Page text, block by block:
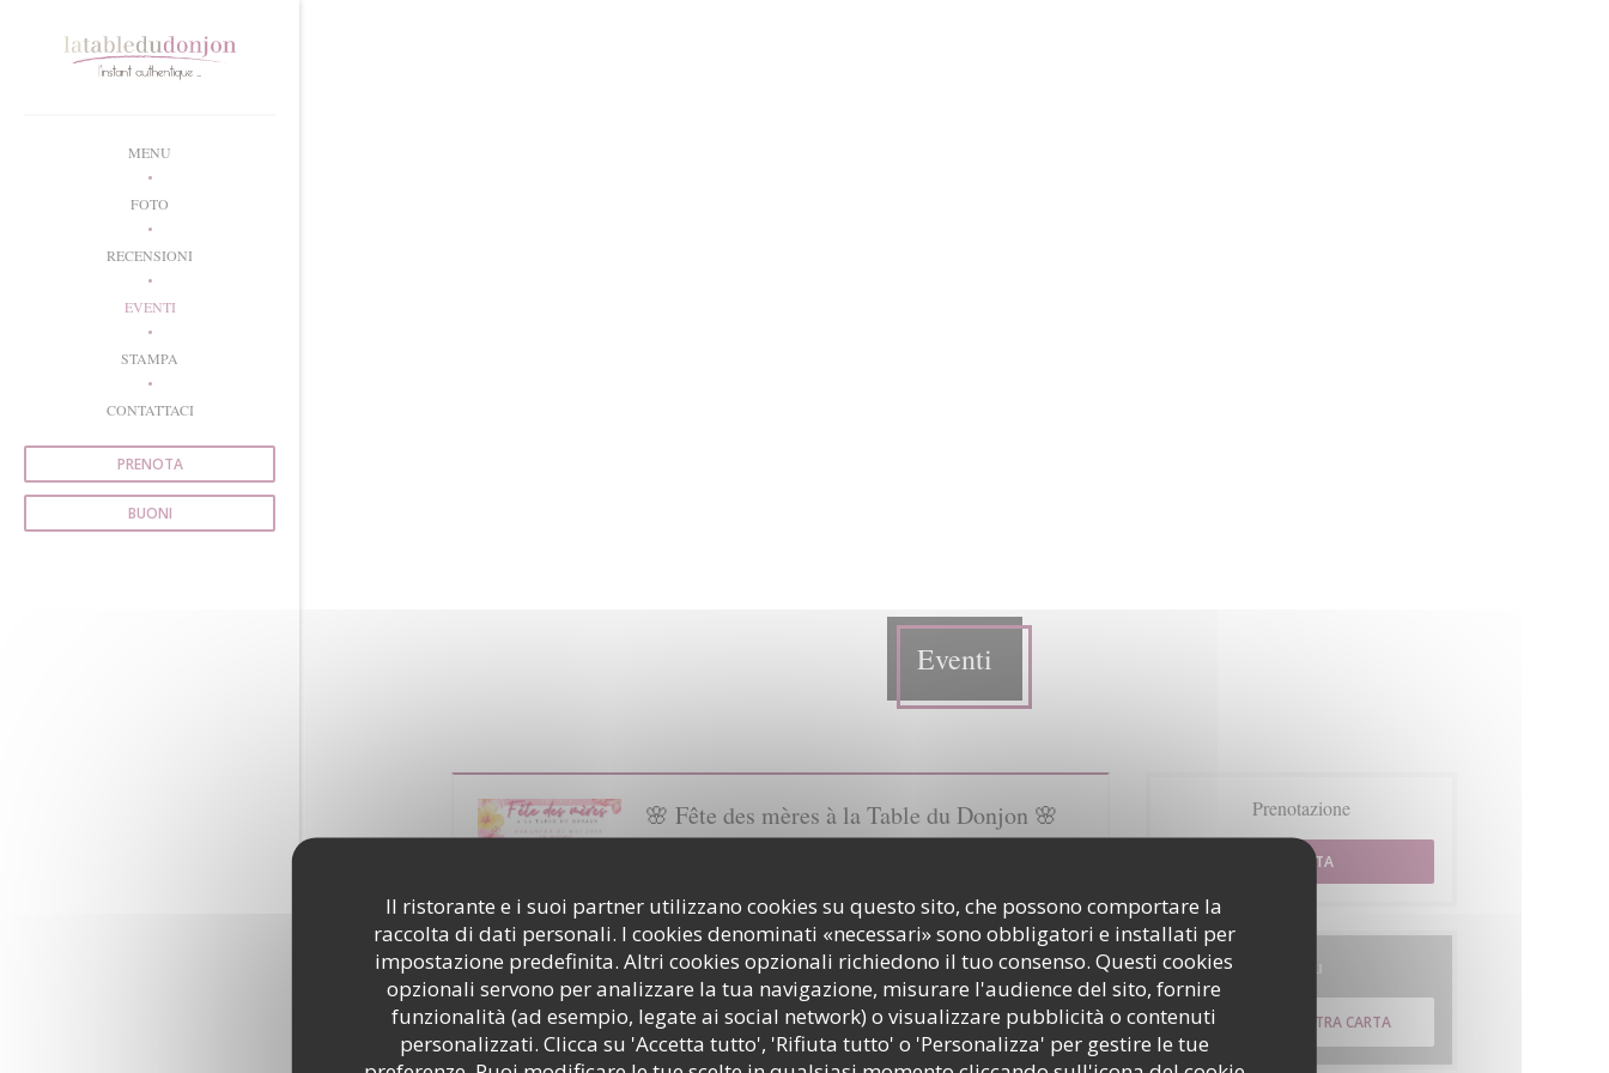
Il ristorante e i suoi partner utilizzano cookies su questo sito, che possono comportare la
raccolta di dati personali. I cookies denominati «necessari» sono obbligatori e installati per
impostazione predefinita. Altri cookies opzionali richiedono il tuo consenso. Questi cookies
opzionali servono per analizzare la tua navigazione, misurare l'audience del sito, fornire
funzionalità (ad esempio, legate ai social network) o visualizzare pubblicità o contenuti
personalizzati. Clicca su 'Accetta tutto', 'Rifiuta tutto' o 'Personalizza' per gestire le tue
MENU
FOTO
RECENSIONI
EVENTI
STAMPA
CONTATTACI
PRENOTA
BUONI
Eventi
🌸 Fête des mères à la Table du Donjon 🌸
MAGGIORI INFORMAZIONI ((APRE UNA NUOVA FINESTRA))
Da 05/04/2026 a 06/04/2026 da 12h00 a 16h00
🐣 Pâques à La Table du Donjon 🐣
Prenotazione
PRENOTA
Menu
SCOPRI LA NOSTRA CARTA